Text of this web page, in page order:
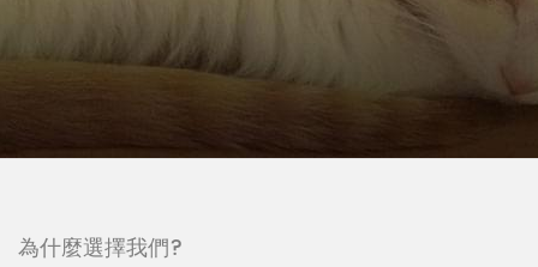
為什麼選擇我們?